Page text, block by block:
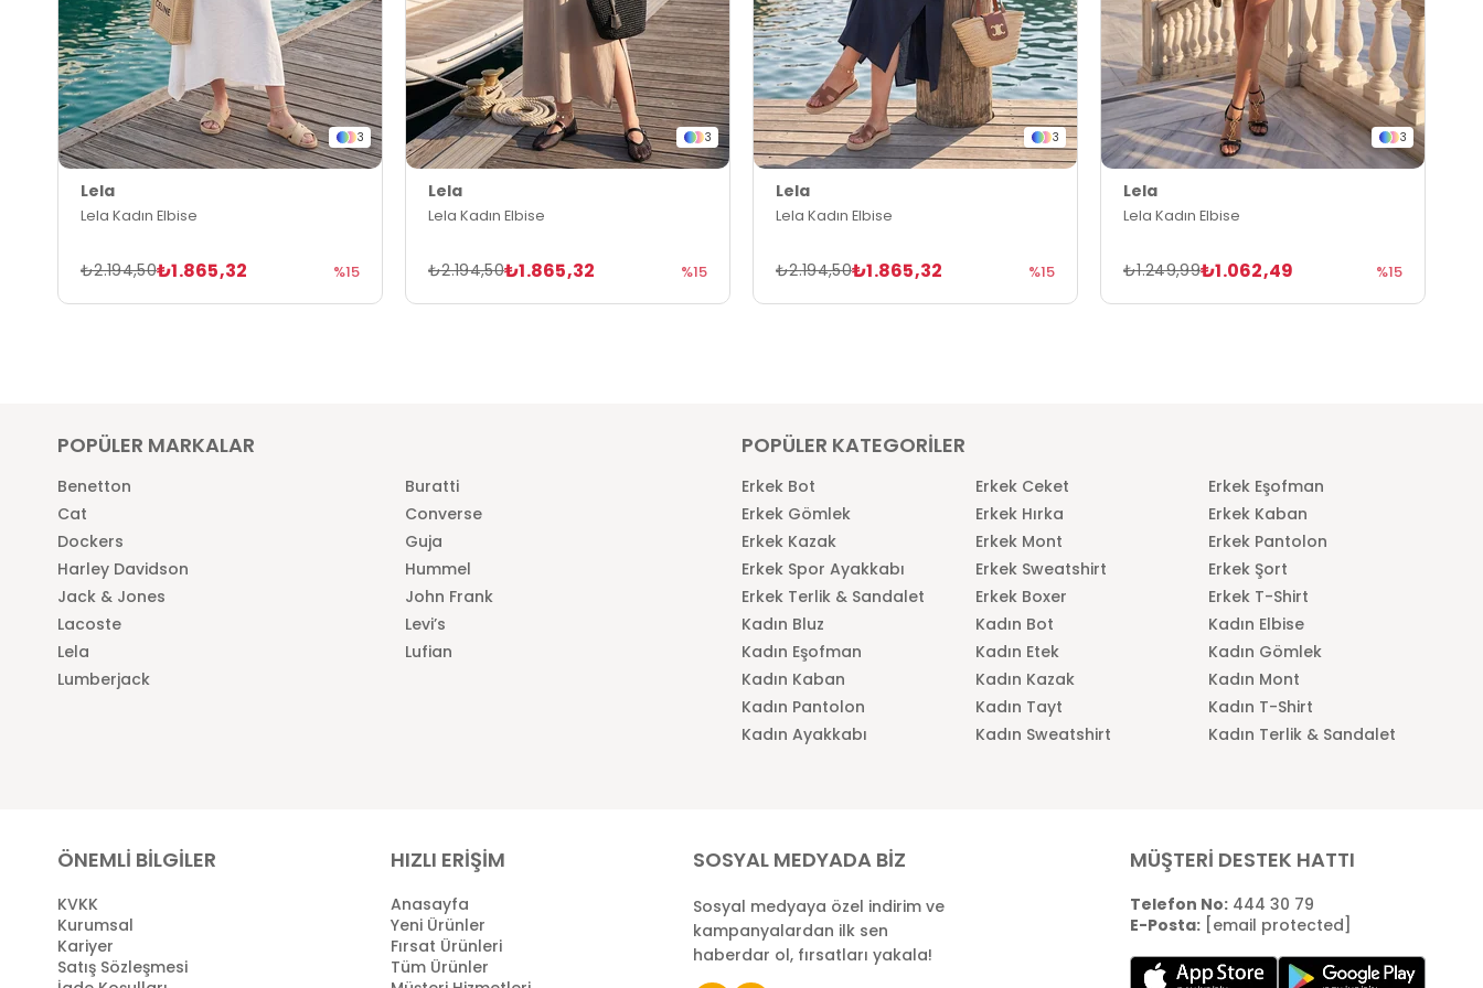
3
Lela
Lela Kadın Elbise
₺1.865,32
₺2.194,50 %15
3
Lela
Lela Kadın Elbise
₺1.865,32
₺2.194,50 %15
3
Lela
Lela Kadın Elbise
₺1.865,32
₺2.194,50 %15
3
Lela
Lela Kadın Elbise
₺1.062,49
₺1.249,99 %15
POPÜLER MARKALAR
Benetton
Buratti
Cat
Converse
Dockers
Guja
Harley Davidson
Hummel
Jack & Jones
John Frank
Lacoste
Levi’s
Lela
Lufian
Lumberjack
POPÜLER KATEGORİLER
Erkek Bot Erkek Ceket
Erkek Eşofman
Erkek Gömlek
Erkek Hırka
Erkek Kaban
Erkek Kazak
Erkek Mont
Erkek Pantolon
Erkek Spor Ayakkabı
Erkek Sweatshirt
Erkek Şort
Erkek Terlik & Sandalet
Erkek Boxer
Erkek T-Shirt
Kadın Bluz
Kadın Bot
Kadın Elbise
Kadın Eşofman
Kadın Etek
Kadın Gömlek
Kadın Kaban
Kadın Kazak
Kadın Mont
Kadın Pantolon
Kadın Tayt
Kadın T-Shirt
Kadın Ayakkabı
Kadın Sweatshirt Kadın Terlik & Sandalet
ÖNEMLİ BİLGİLER
KVKK
Kurumsal
Kariyer
Satış Sözleşmesi
HIZLI ERİŞİM
Anasayfa
Yeni Ürünler
Fırsat Ürünleri
Tüm Ürünler
SOSYAL MEDYADA BİZ
Sosyal medyaya özel indirim ve
kampanyalardan ilk sen
haberdar ol, fırsatları yakala!
MÜŞTERİ DESTEK HATTI
Telefon No:444 30 79
E-Posta: [email protected]